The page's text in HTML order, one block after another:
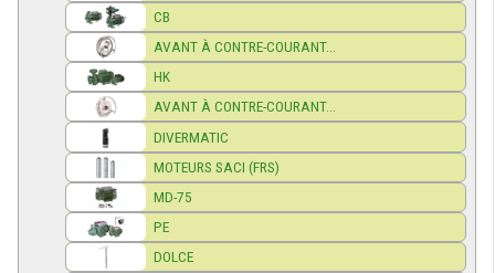
CB
AVANT À CONTRE-COURANT...
HK
AVANT À CONTRE-COURANT...
DIVERMATIC
MOTEURS SACI (FRS)
MD-75
PE
DOLCE